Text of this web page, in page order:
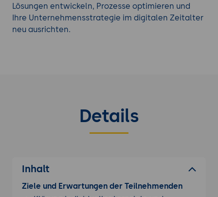
Lösungen entwickeln, Prozesse optimieren und
Ihre Unternehmensstrategie im digitalen Zeitalter
neu ausrichten.
Details
Inhalt
Ziele und Erwartungen der Teilnehmenden